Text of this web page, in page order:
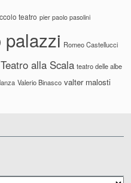
teatro pier paolo pasolini
palazzi Romeo Castellucci
Teatro alla Scala teatro delle albe
Valerio Binasco valter malosti